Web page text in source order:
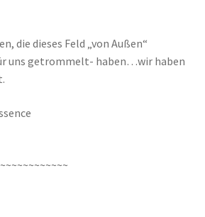
die dieses Feld „von Außen“
uns getrommelt- haben…wir haben